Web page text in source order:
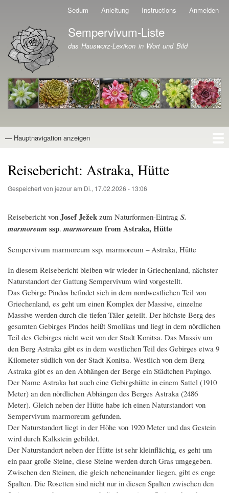
Direkt
zum
Inhalt
Sedum Anleitung Instructions Anmelden
Branding der Website
Sempervivum-Liste
das Hauswurz-Lexikon in Wort und Bild
Hauptnavigation
— Hauptnavigation anzeigen
Reisebericht: Astraka, Hütte
Gespeichert von jezouram Di., 17.02.2026 - 13:06
Reisebericht von Josef Ježek zum Naturformen-Eintrag S.
marmoreum ssp. marmoreum from Astraka, Hütte
Sempervivum marmoreum ssp. marmoreum – Astraka, Hütte
In diesem Reisebericht bleiben wir wieder in Griechenland, nächster
Naturstandort der Gattung Sempervivum wird vorgestellt.
Das Gebirge Pindos befindet sich in dem nordwestlichen Teil von
Griechenland, es geht um einen Komplex der Massive, einzelne
Massive werden durch die tiefen Täler geteilt. Der höchste Berg des
gesamten Gebirges Pindos heißt Smolikas und liegt in dem nördlichen
Teil des Gebirges nicht weit von der Stadt Konitsa. Das Massiv um
den Berg Astraka gibt es in dem westlichen Teil des Gebirges etwa 9
Kilometer südlich von der Stadt Konitsa. Westlich von dem Berg
Astraka gibt es an den Abhängen der Berge ein Städtchen Papingo.
Der Name Astraka hat auch eine Gebirgshütte in einem Sattel (1910
Meter) an den nördlichen Abhängen des Berges Astraka (2486
Meter). Gleich neben der Hütte habe ich einen Naturstandort von
Sempervivum marmoreum gefunden.
Der Naturstandort liegt in der Höhe von 1920 Meter und das Gestein
wird durch Kalkstein gebildet.
Der Naturstandort neben der Hütte ist sehr kleinflächig, es geht um
ein paar große Steine, diese Steine werden durch Gras umgegeben.
Zwischen den Steinen, die gleich nebeneinander liegen, gibt es enge
Spalten. Die Rosetten sind nicht nur in diesen Spalten zwischen den